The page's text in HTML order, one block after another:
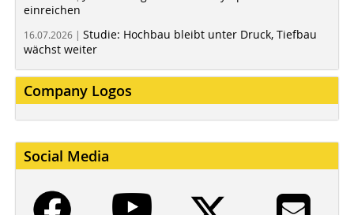
einreichen
16.07.2026 | Studie: Hochbau bleibt unter Druck, Tiefbau
wächst weiter
Company Logos
Social Media